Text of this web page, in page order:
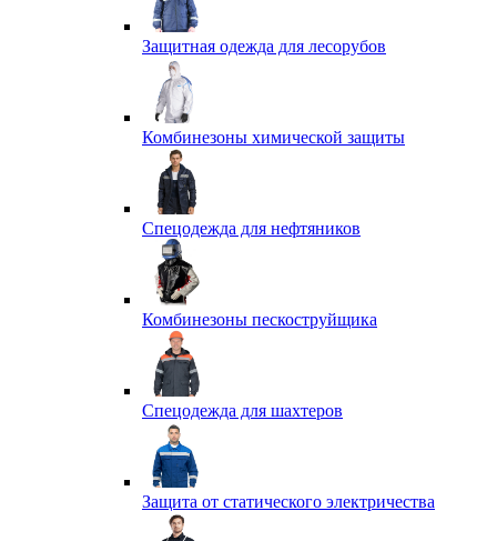
Защитная одежда для лесорубов
Комбинезоны химической защиты
Спецодежда для нефтяников
Комбинезоны пескоструйщика
Спецодежда для шахтеров
Защита от статического электричества